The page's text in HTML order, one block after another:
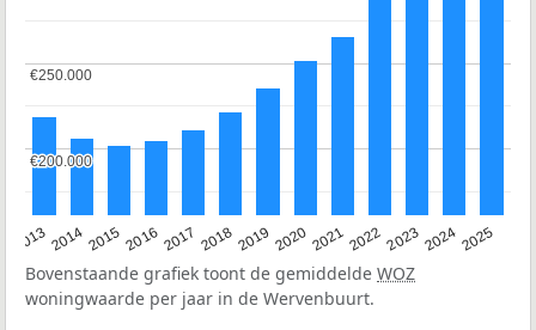
20132014201520162017 20182019 202020212022202320242025
€200.000
€200.000
€250.000
€250.000
Bovenstaande grafiek toont de gemiddelde WOZ
woningwaarde per jaar in de Wervenbuurt.